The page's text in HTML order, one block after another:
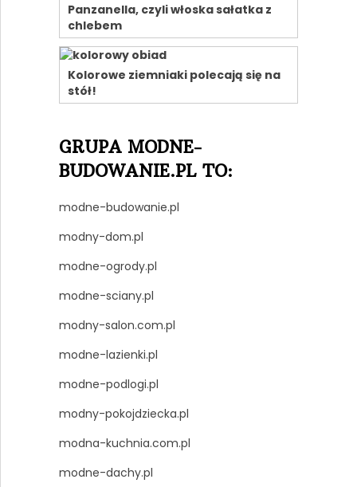
Panzanella, czyli włoska sałatka z
chlebem
Kolorowe ziemniaki polecają się na
stół!
GRUPA MODNE-
BUDOWANIE.PL TO:
modne-budowanie.pl
modny-dom.pl
modne-ogrody.pl
modne-sciany.pl
modny-salon.com.pl
modne-lazienki.pl
modne-podlogi.pl
modny-pokojdziecka.pl
modna-kuchnia.com.pl
modne-dachy.pl